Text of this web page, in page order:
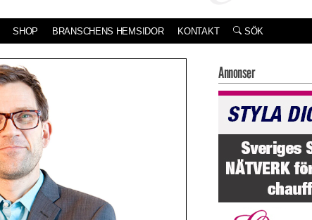
SHOP BRANSCHENS HEMSIDOR KONTAKT SÖK
Annonser